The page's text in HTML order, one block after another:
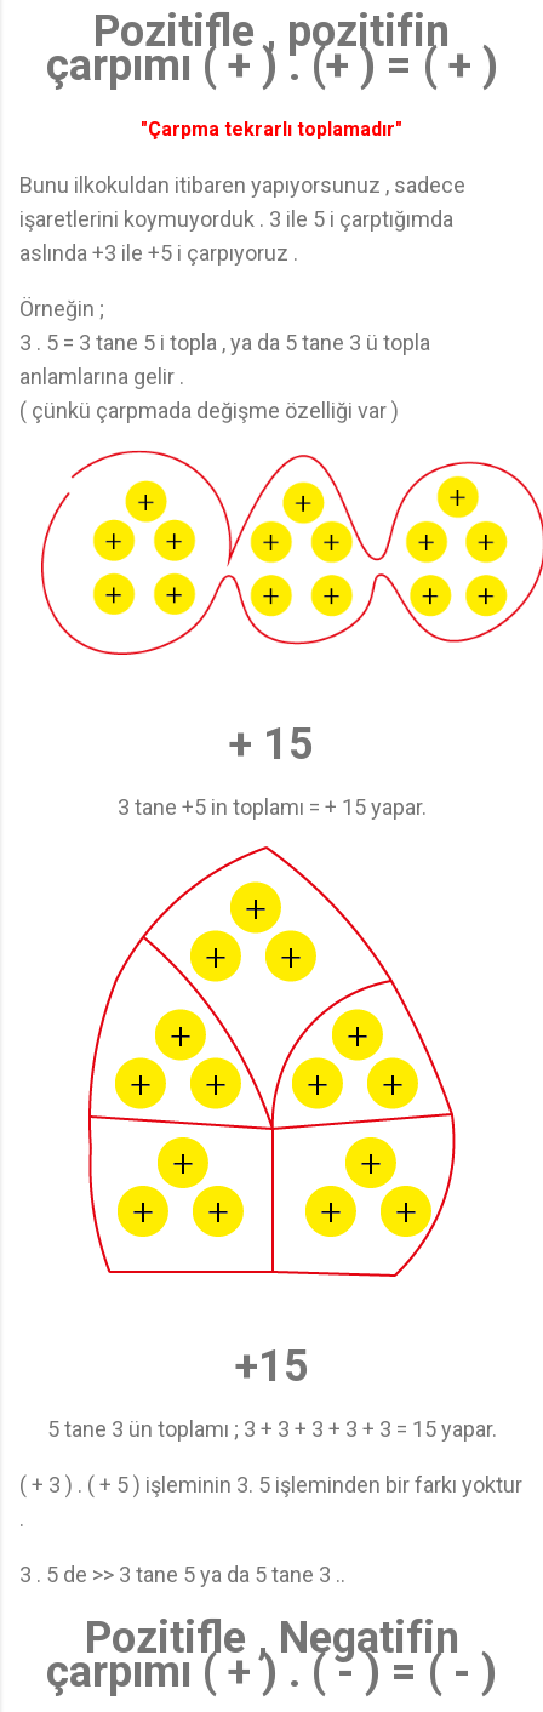
Pozitifle , pozitifin
çarpımı ( + ) . (+ ) = ( + )
"Çarpma tekrarlı toplamadır"
Bunu ilkokuldan itibaren yapıyorsunuz , sadece
işaretlerini koymuyorduk . 3 ile 5 i çarptığımda
aslında +3 ile +5 i çarpıyoruz .
Örneğin ;
3 . 5 = 3 tane 5 i topla , ya da 5 tane 3 ü topla
anlamlarına gelir .
( çünkü çarpmada değişme özelliği var )
+ 15
3 tane +5 in toplamı = + 15 yapar.
+15
5 tane 3 ün toplamı ; 3 + 3 + 3 + 3 + 3 = 15 yapar.
( + 3 ) . ( + 5 ) işleminin 3. 5 işleminden bir farkı yoktur
.
3 . 5 de >> 3 tane 5 ya da 5 tane 3 ..
Pozitifle , Negatifin
çarpımı ( + ) . ( - ) = ( - )